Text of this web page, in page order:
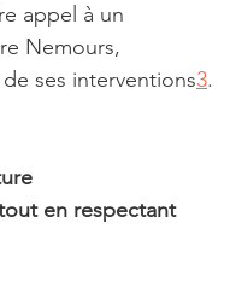
appel à un
Nemours,
ses interventions3.
en respectant